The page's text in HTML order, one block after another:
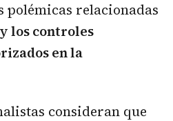
polémicas relacionadas
los controles
en la
consideran que